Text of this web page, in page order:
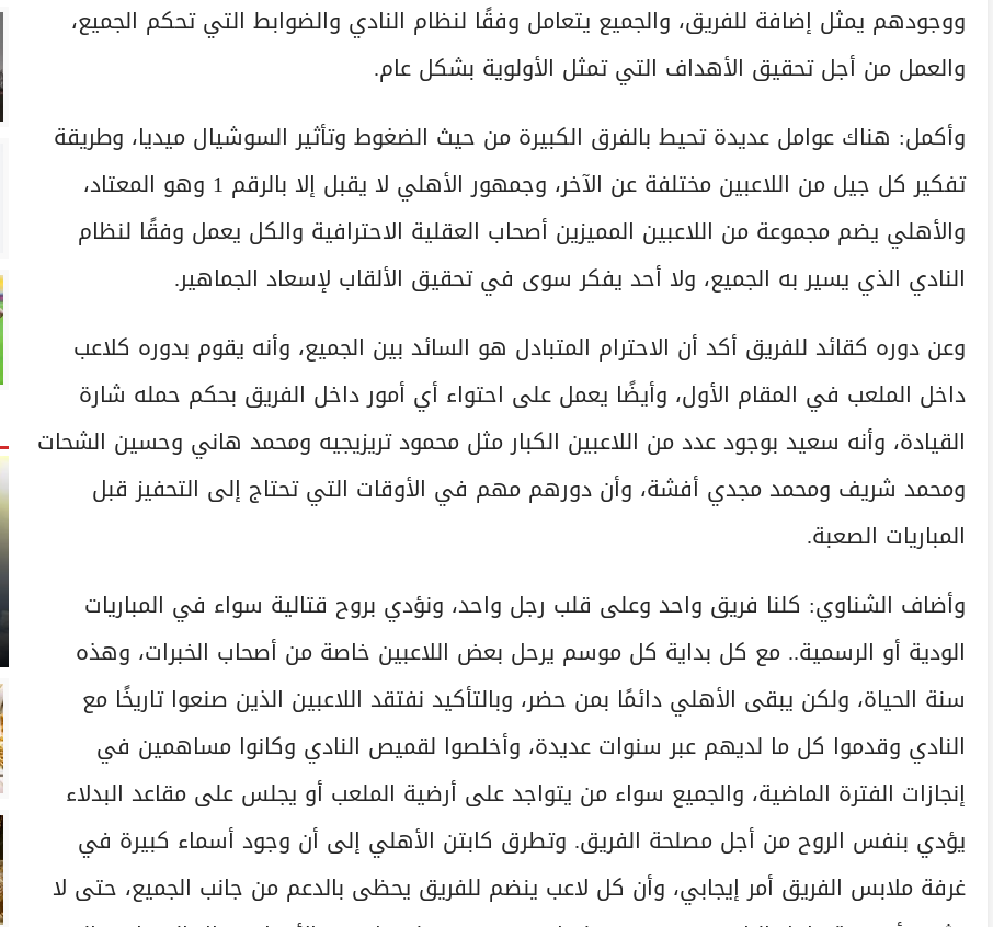
ووجودهم يمثل إضافة للفريق، والجميع يتعامل وفقًا لنظام النادي والضوابط التي تحكم الجميع،
والعمل من أجل تحقيق الأهداف التي تمثل الأولوية بشكل عام.
وأكمل: هناك عوامل عديدة تحيط بالفرق الكبيرة من حيث الضغوط وتأثير السوشيال ميديا، وطريقة
تفكير كل جيل من اللاعبين مختلفة عن الآخر، وجمهور الأهلي لا يقبل إلا بالرقم 1 وهو المعتاد،
والأهلي يضم مجموعة من اللاعبين المميزين أصحاب العقلية الاحترافية والكل يعمل وفقًا لنظام
النادي الذي يسير به الجميع، ولا أحد يفكر سوى في تحقيق الألقاب لإسعاد الجماهير.
وعن دوره كقائد للفريق أكد أن الاحترام المتبادل هو السائد بين الجميع، وأنه يقوم بدوره كلاعب
داخل الملعب في المقام الأول، وأيضًا يعمل على احتواء أي أمور داخل الفريق بحكم حمله شارة
القيادة، وأنه سعيد بوجود عدد من اللاعبين الكبار مثل محمود تريزيجيه ومحمد هاني وحسين الشحات
ومحمد شريف ومحمد مجدي أفشة، وأن دورهم مهم في الأوقات التي تحتاج إلى التحفيز قبل
المباريات الصعبة.
وأضاف الشناوي: كلنا فريق واحد وعلى قلب رجل واحد، ونؤدي بروح قتالية سواء في المباريات
الودية أو الرسمية.. مع كل بداية كل موسم يرحل بعض اللاعبين خاصة من أصحاب الخبرات، وهذه
سنة الحياة، ولكن يبقى الأهلي دائمًا بمن حضر، وبالتأكيد نفتقد اللاعبين الذين صنعوا تاريخًا مع
النادي وقدموا كل ما لديهم عبر سنوات عديدة، وأخلصوا لقميص النادي وكانوا مساهمين في
إنجازات الفترة الماضية، والجميع سواء من يتواجد على أرضية الملعب أو يجلس على مقاعد البدلاء
يؤدي بنفس الروح من أجل مصلحة الفريق. وتطرق كابتن الأهلي إلى أن وجود أسماء كبيرة في
غرفة ملابس الفريق أمر إيجابي، وأن كل لاعب ينضم للفريق يحظى بالدعم من جانب الجميع، حتى لا